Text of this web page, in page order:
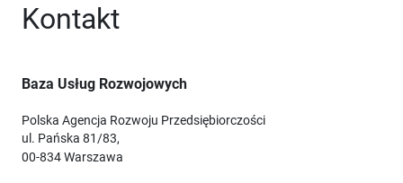
Kontakt
Baza Usług Rozwojowych
Polska Agencja Rozwoju Przedsiębiorczości
ul. Pańska 81/83,
00-834 Warszawa